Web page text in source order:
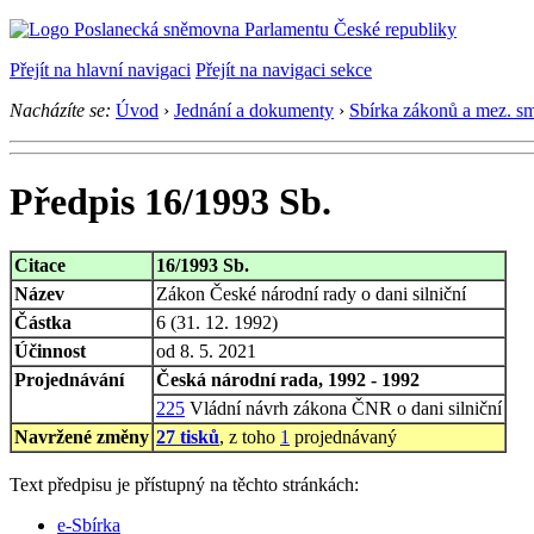
Přejít na hlavní navigaci Přejít na navigaci sekce
Nacházíte se: Úvod › Jednání a dokumenty › Sbírka zákonů a mez.
Předpis 16/1993 Sb.
Citace
16/1993 Sb.
Název
Zákon České národní rady o dani silniční
Částka
6 (31. 12. 1992)
Účinnost
od 8. 5. 2021
Projednávání
Česká národní rada, 1992 - 1992
225 Vládní návrh zákona ČNR o dani silniční
Navržené změny 27 tisků, z toho 1 projednávaný
Text předpisu je přístupný na těchto stránkách:
e-Sbírka